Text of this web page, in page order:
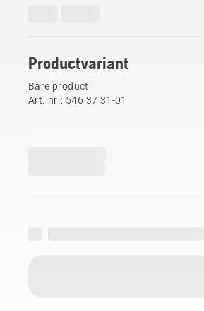
Productvariant
Bare product
Art. nr.: 546 37 31‑01